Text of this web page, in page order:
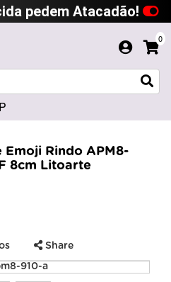
pedem Atacadão!
0
Rindo APM8-
8cm Litoarte
Share